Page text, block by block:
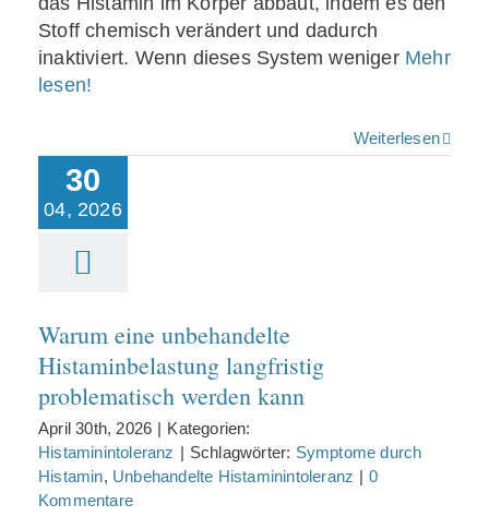
Stoff chemisch verändert und dadurch
inaktiviert. Wenn dieses System weniger Mehr
lesen!
Weiterlesen
30
04, 2026
Warum eine unbehandelte
Histaminbelastung langfristig
problematisch werden kann
April 30th, 2026 | Kategorien:
Histaminintoleranz | Schlagwörter: Symptome durch
Histamin, Unbehandelte Histaminintoleranz | 0
Kommentare